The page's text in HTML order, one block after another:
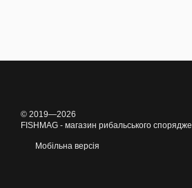
© 2019—2026
FISHMAG - магазин рибальського
Мобільна версія